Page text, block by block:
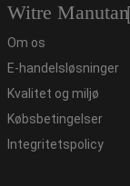
Witre Manutan
Om os
E-handelsløsninger
Kvalitet og miljø
Købsbetingelser
Integritetspolicy